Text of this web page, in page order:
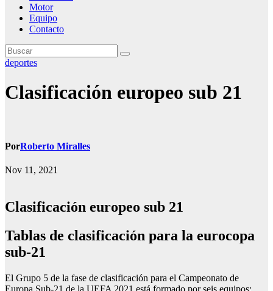
Motor
Equipo
Contacto
deportes
Clasificación europeo sub 21
PorRoberto Miralles
Nov 11, 2021
Clasificación europeo sub 21
tablas de clasificación para la eurocopa
sub-21
El Grupo 5 de la fase de clasificación para el Campeonato de